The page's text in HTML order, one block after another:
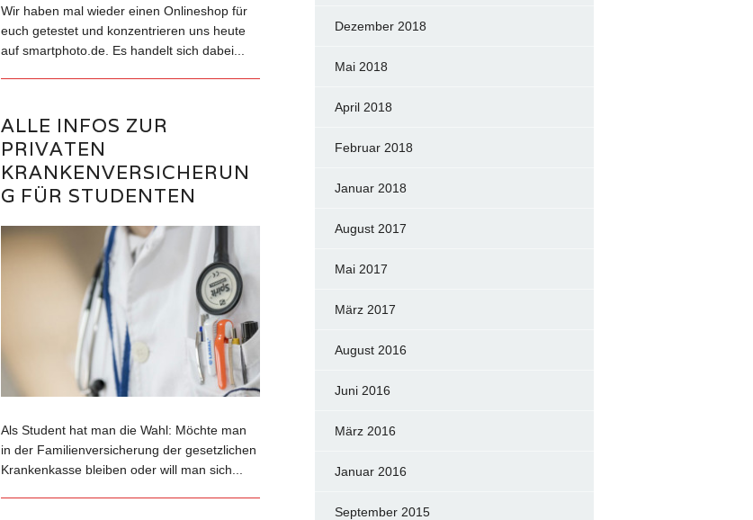
Wir haben mal wieder einen Onlineshop für
euch getestet und konzentrieren uns heute
auf smartphoto.de. Es handelt sich dabei...
ALLE INFOS ZUR
PRIVATEN
KRANKENVERSICHERUN
G FÜR STUDENTEN
Als Student hat man die Wahl: Möchte man
in der Familienversicherung der gesetzlichen
Krankenkasse bleiben oder will man sich...
Dezember 2018
Mai 2018
April 2018
Februar 2018
Januar 2018
August 2017
Mai 2017
März 2017
August 2016
Juni 2016
März 2016
Januar 2016
September 2015